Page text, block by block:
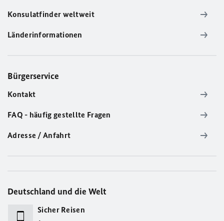
Konsulatfinder weltweit
Länderinformationen
Bürgerservice
Kontakt
FAQ - häufig gestellte Fragen
Adresse / Anfahrt
Deutschland und die Welt
Sicher Reisen